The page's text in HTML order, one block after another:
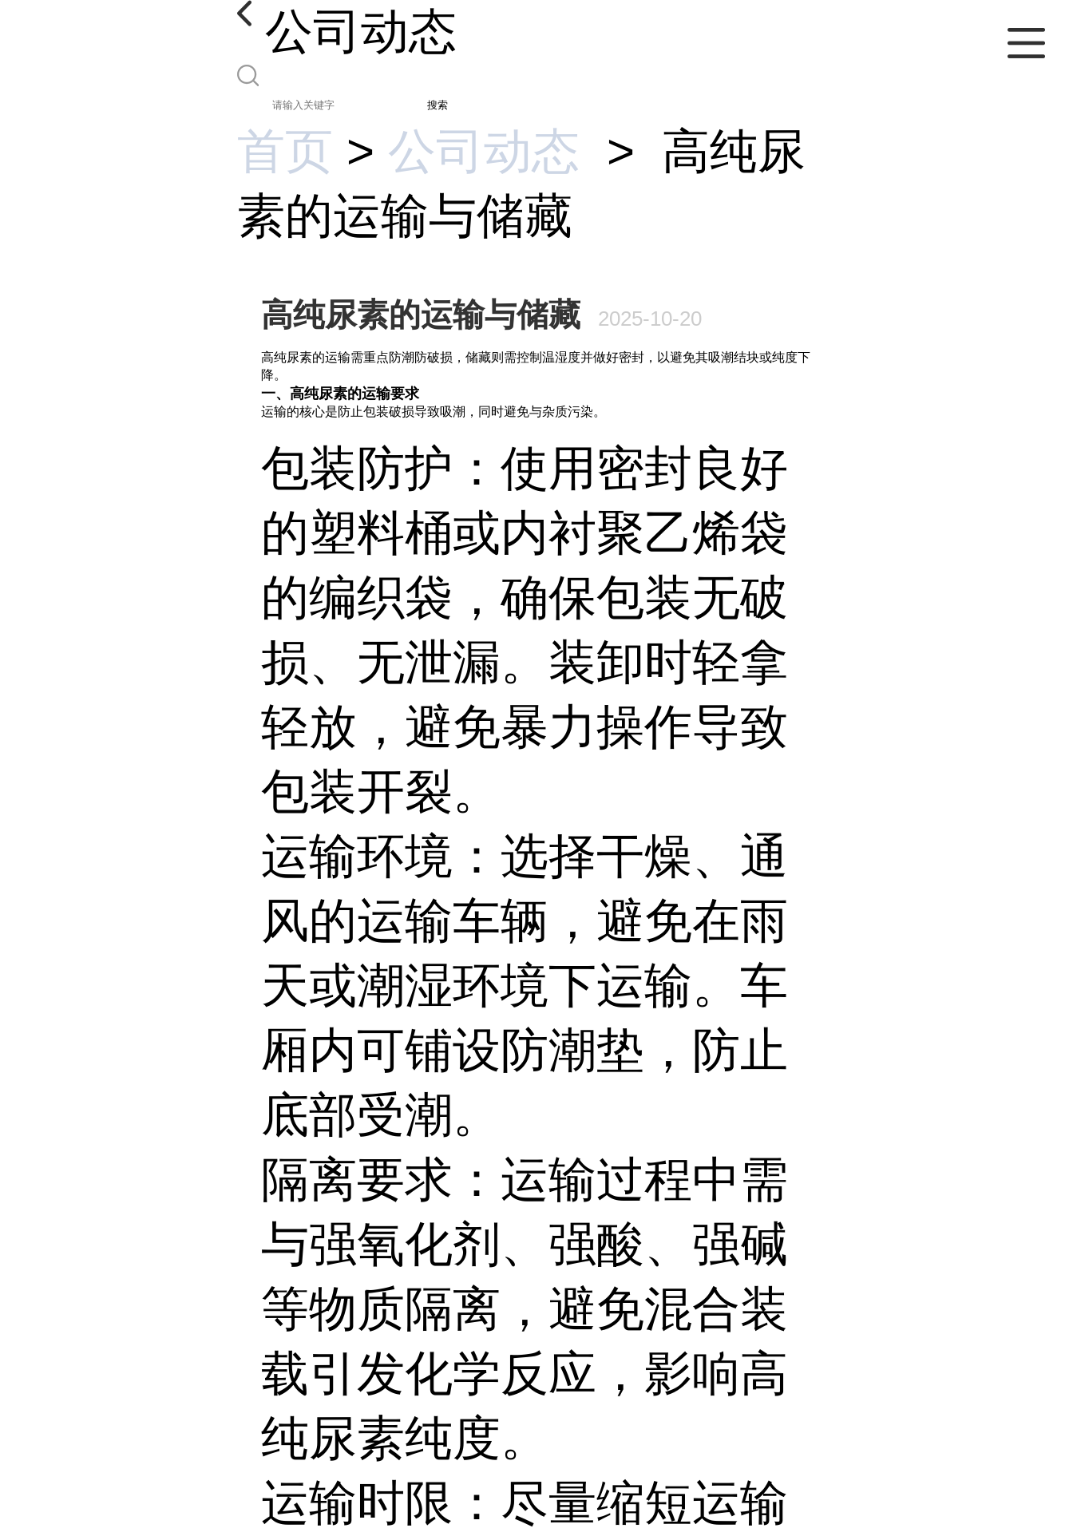
公司动态
搜索
首页 > 公司动态 > 高纯尿
素的运输与储藏
高纯尿素的运输与储藏 2025-10-20
高纯尿素的运输需重点防潮防破损，储藏则需控制温湿度并做好密封，以避免其吸潮结块或纯度下
降。
一、高纯尿素的运输要求
运输的核心是防止包装破损导致吸潮，同时避免与杂质污染。
包装防护：使用密封良好
的塑料桶或内衬聚乙烯袋
的编织袋，确保包装无破
损、无泄漏。装卸时轻拿
轻放，避免暴力操作导致
包装开裂。
运输环境：选择干燥、通
风的运输车辆，避免在雨
天或潮湿环境下运输。车
厢内可铺设防潮垫，防止
底部受潮。
隔离要求：运输过程中需
与强氧化剂、强酸、强碱
等物质隔离，避免混合装
载引发化学反应，影响高
纯尿素纯度。
运输时限：尽量缩短运输